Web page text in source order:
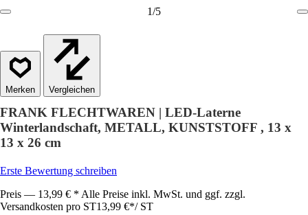
1/5
Vergleichen
FRANK FLECHTWAREN | LED-Laterne
Winterlandschaft, METALL, KUNSTSTOFF , 13 x
13 x 26 cm
Erste Bewertung schreiben
Preis — 13,99 € * Alle Preise inkl. MwSt. und ggf. zzgl.
Versandkosten pro ST13,99 €*/ ST